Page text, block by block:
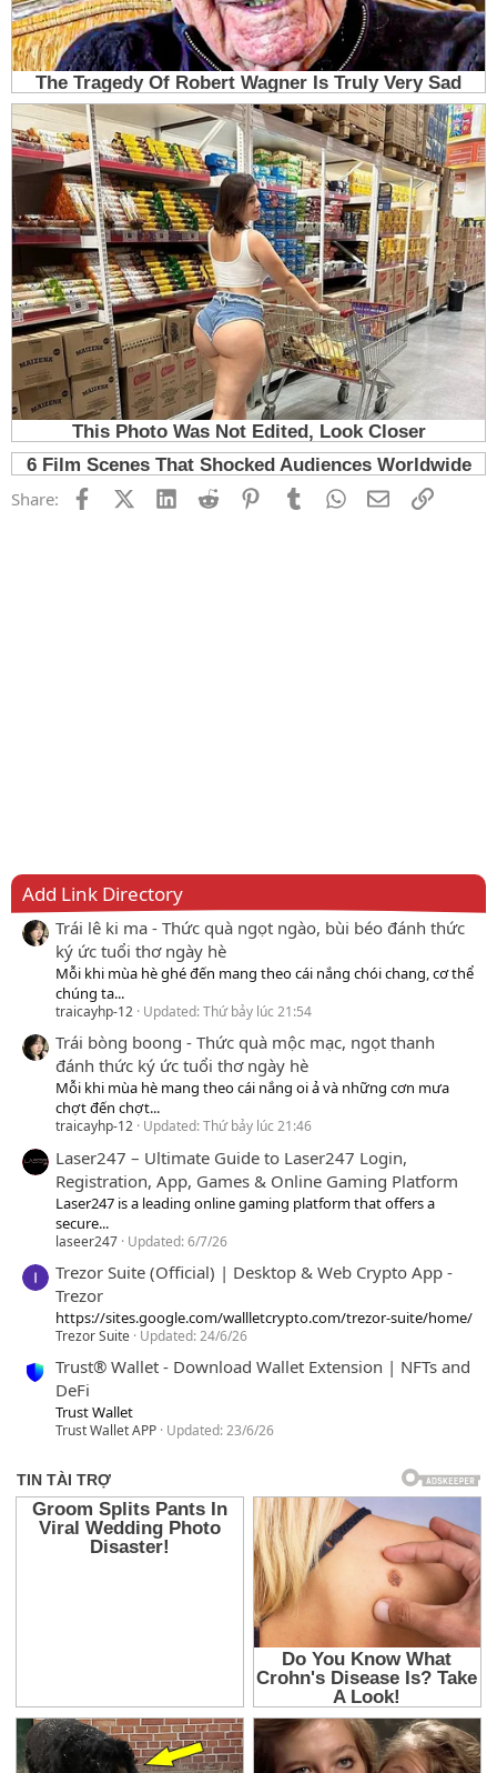
Share: FacebookX (Twitter)
LinkedInReddit PinterestTumblrWhatsApp
EmailLink
Add Link Directory
Trái lê ki ma - Thức quà ngọt ngào, bùi béo đánh thức
ký ức tuổi thơ ngày hè
Mỗi khi mùa hè ghé đến mang theo cái nắng chói chang, cơ thể
chúng ta...
traicayhp-12 Updated:Thứ bảy lúc 21:54
Trái bòng boong - Thức quà mộc mạc, ngọt thanh
đánh thức ký ức tuổi thơ ngày hè
Mỗi khi mùa hè mang theo cái nắng oi ả và những cơn mưa
chợt đến chợt...
traicayhp-12 Updated:Thứ bảy lúc 21:46
Laser247 – Ultimate Guide to Laser247 Login,
Registration, App, Games & Online Gaming Platform
Laser247 is a leading online gaming platform that offers a
secure...
laseer247 Updated:6/7/26
Trezor Suite (Official) | Desktop & Web Crypto App -
Trezor
https://sites.google.com/wallletcrypto.com/trezor-suite/home/
Trezor Suite Updated:24/6/26
Trust® Wallet - Download Wallet Extension | NFTs and
DeFi
Trust Wallet
Trust Wallet APP Updated:23/6/26